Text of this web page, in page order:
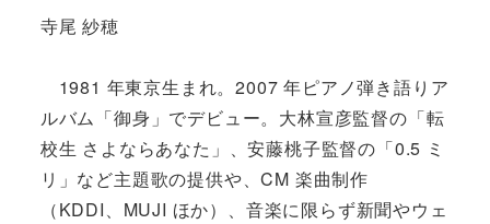
寺尾 紗穂
1981 年東京生まれ。2007 年ピアノ弾き語りア
ルバム「御身」でデビュー。大林宣彦監督の「転
校生 さよならあなた」、安藤桃子監督の「0.5 ミ
リ」など主題歌の提供や、CM 楽曲制作
（KDDI、MUJI ほか）、音楽に限らず新聞やウェ